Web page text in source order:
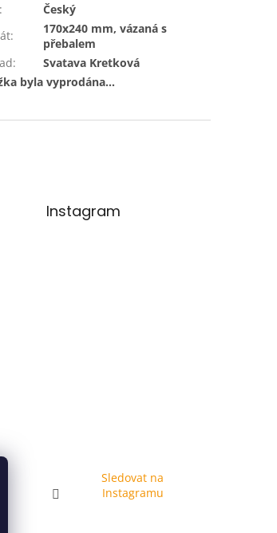
:
Český
:
170x240 mm, vázaná s
přebalem
:
Svatava Kretková
byla vyprodána…
Instagram
Sledovat na
Instagramu